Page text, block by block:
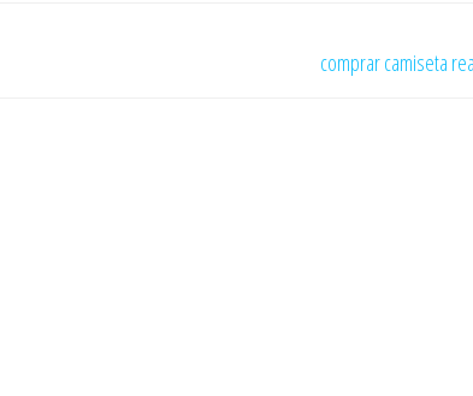
comprar camiseta